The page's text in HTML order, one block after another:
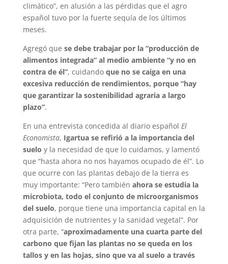
climático”, en alusión a las pérdidas que el agro
español tuvo por la fuerte sequía de los últimos
meses.
Agregó que se debe trabajar por la “producción de
alimentos integrada” al medio ambiente “y no en
contra de él”, cuidando que no se caiga en una
excesiva reducción de rendimientos, porque “hay
que garantizar la sostenibilidad agraria a largo
plazo”.
En una entrevista concedida al diario español El
Economista, Igartua se refirió a la importancia del
suelo y la necesidad de que lo cuidamos, y lamentó
que “hasta ahora no nos hayamos ocupado de él”. Lo
que ocurre con las plantas debajo de la tierra es
muy importante: “Pero también ahora se estudia la
microbiota, todo el conjunto de microorganismos
del suelo, porque tiene una importancia capital en la
adquisición de nutrientes y la sanidad vegetal”. Por
otra parte, “aproximadamente una cuarta parte del
carbono que fijan las plantas no se queda en los
tallos y en las hojas, sino que va al suelo a través